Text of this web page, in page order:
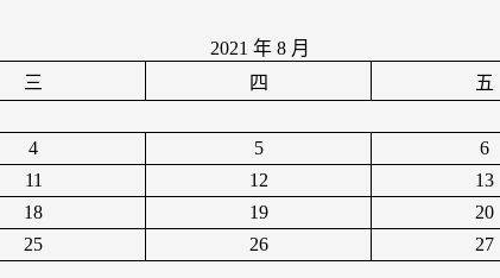
2021 年 8 月
三 四 五
4 5 6
11 12 13
18 19 20
25 26 27